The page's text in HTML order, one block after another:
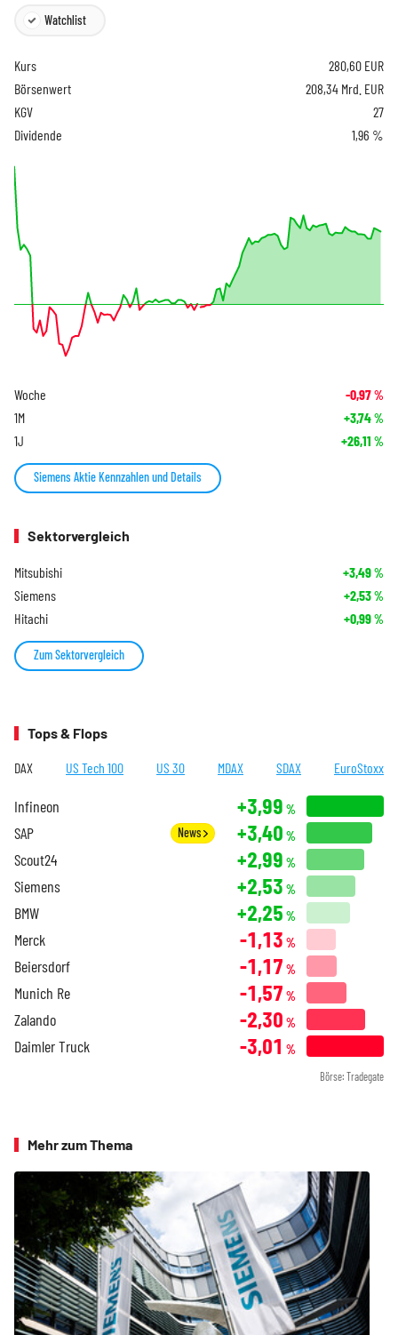
Watchlist
Kurs 280,60 EUR
Börsenwert
208,34 Mrd. EUR
KGV
27
Dividende
1,96 %
Woche -0,97%
1M +3,74%
1J +26,11 %
Siemens Aktie Kennzahlen und Details
Sektorvergleich
Mitsubishi +3,49%
Siemens +2,53%
Hitachi +0,99%
Zum Sektorvergleich
Tops & Flops
DAX US Tech 100 US 30 MDAX SDAX EuroStoxx
Infineon +3,99 %
SAP News +3,40 %
Scout24 +2,99 %
Siemens +2,53 %
BMW +2,25 %
Merck -1,13 %
Beiersdorf -1,17 %
Munich Re -1,57 %
Zalando -2,30 %
Daimler Truck -3,01 %
Börse: Tradegate
Mehr zum Thema